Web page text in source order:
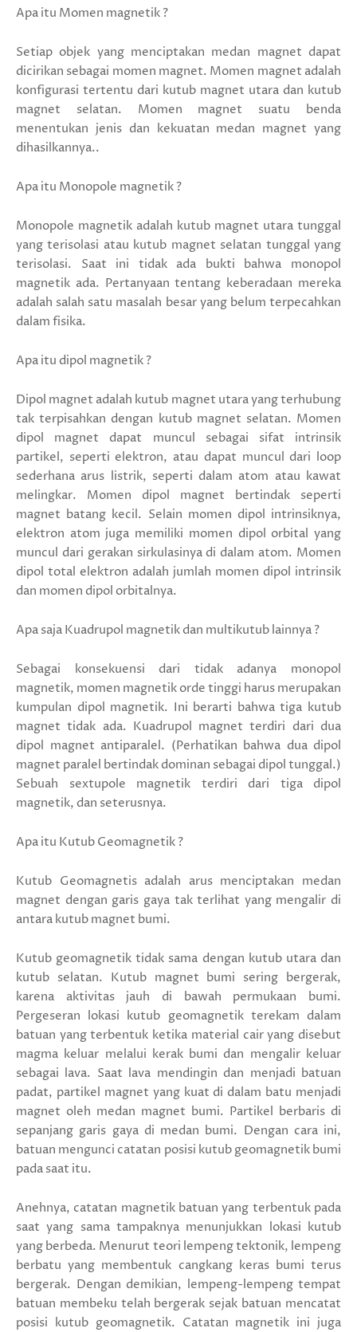
Apa itu Momen magnetik ?
Setiap objek yang menciptakan medan magnet dapat
dicirikan sebagai momen magnet. Momen magnet adalah
konfigurasi tertentu dari kutub magnet utara dan kutub
magnet selatan. Momen magnet suatu benda
menentukan jenis dan kekuatan medan magnet yang
dihasilkannya..
Apa itu Monopole magnetik ?
Monopole magnetik adalah kutub magnet utara tunggal
yang terisolasi atau kutub magnet selatan tunggal yang
terisolasi. Saat ini tidak ada bukti bahwa monopol
magnetik ada. Pertanyaan tentang keberadaan mereka
adalah salah satu masalah besar yang belum terpecahkan
dalam fisika.
Apa itu dipol magnetik ?
Dipol magnet adalah kutub magnet utara yang terhubung
tak terpisahkan dengan kutub magnet selatan. Momen
dipol magnet dapat muncul sebagai sifat intrinsik
partikel, seperti elektron, atau dapat muncul dari loop
sederhana arus listrik, seperti dalam atom atau kawat
melingkar. Momen dipol magnet bertindak seperti
magnet batang kecil. Selain momen dipol intrinsiknya,
elektron atom juga memiliki momen dipol orbital yang
muncul dari gerakan sirkulasinya di dalam atom. Momen
dipol total elektron adalah jumlah momen dipol intrinsik
dan momen dipol orbitalnya.
Apa saja Kuadrupol magnetik dan multikutub lainnya ?
Sebagai konsekuensi dari tidak adanya monopol
magnetik, momen magnetik orde tinggi harus merupakan
kumpulan dipol magnetik. Ini berarti bahwa tiga kutub
magnet tidak ada. Kuadrupol magnet terdiri dari dua
dipol magnet antiparalel. (Perhatikan bahwa dua dipol
magnet paralel bertindak dominan sebagai dipol tunggal.)
Sebuah sextupole magnetik terdiri dari tiga dipol
magnetik, dan seterusnya.
Apa itu Kutub Geomagnetik ?
Kutub Geomagnetis adalah arus menciptakan medan
magnet dengan garis gaya tak terlihat yang mengalir di
antara kutub magnet bumi.
Kutub geomagnetik tidak sama dengan kutub utara dan
kutub selatan. Kutub magnet bumi sering bergerak,
karena aktivitas jauh di bawah permukaan bumi.
Pergeseran lokasi kutub geomagnetik terekam dalam
batuan yang terbentuk ketika material cair yang disebut
magma keluar melalui kerak bumi dan mengalir keluar
sebagai lava. Saat lava mendingin dan menjadi batuan
padat, partikel magnet yang kuat di dalam batu menjadi
magnet oleh medan magnet bumi. Partikel berbaris di
sepanjang garis gaya di medan bumi. Dengan cara ini,
batuan mengunci catatan posisi kutub geomagnetik bumi
pada saat itu.
Anehnya, catatan magnetik batuan yang terbentuk pada
saat yang sama tampaknya menunjukkan lokasi kutub
yang berbeda. Menurut teori lempeng tektonik, lempeng
berbatu yang membentuk cangkang keras bumi terus
bergerak. Dengan demikian, lempeng-lempeng tempat
batuan membeku telah bergerak sejak batuan mencatat
posisi kutub geomagnetik. Catatan magnetik ini juga